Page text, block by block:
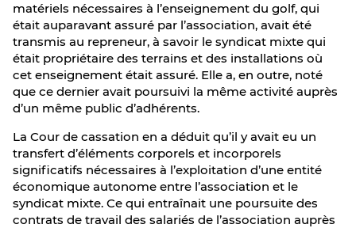
matériels nécessaires à l’enseignement du golf, qui
était auparavant assuré par l’association, avait été
transmis au repreneur, à savoir le syndicat mixte qui
était propriétaire des terrains et des installations où
cet enseignement était assuré. Elle a, en outre, noté
que ce dernier avait poursuivi la même activité auprès
d’un même public d’adhérents.
La Cour de cassation en a déduit qu’il y avait eu un
transfert d’éléments corporels et incorporels
significatifs nécessaires à l’exploitation d’une entité
économique autonome entre l’association et le
syndicat mixte. Ce qui entraînait une poursuite des
contrats de travail des salariés de l’association auprès